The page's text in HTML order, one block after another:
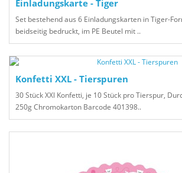
Einladungskarte - Tiger
Set bestehend aus 6 Einladungskarten in Tiger-
beidseitig bedruckt, im PE Beutel mit ..
Konfetti XXL - Tierspuren
30 Stück XXl Konfetti, je 10 Stück pro Tierspur,
250g Chromokarton Barcode 401398..